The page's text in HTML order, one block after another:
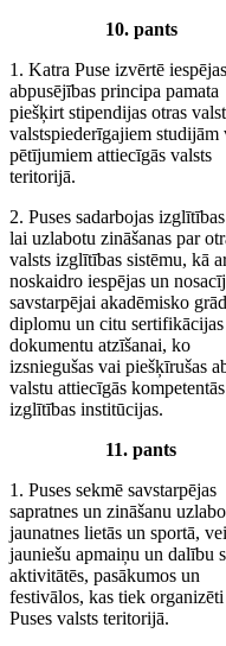
10. pants
1. Katra Puse izvērtē
abpusējības principa pamata
piešķirt stipendijas otras
valstspiederīgajiem studijām
pētījumiem attiecīgās valsts
teritorijā.
2. Puses sadarbojas
lai uzlabotu zināšanas par
valsts izglītības sistēmu, kā
noskaidro iespējas un
savstarpējai akadēmisko
diplomu un citu sertifikācijas
dokumentu atzīšanai, ko
izsniegušas vai piešķīrušas
valstu attiecīgās kompetentās
izglītības institūcijas.
11. pants
1. Puses sekmē savstarpējas
sapratnes un zināšanu
jaunatnes lietās un sportā,
jauniešu apmaiņu un dalību
aktivitātēs, pasākumos un
festivālos, kas tiek organizēti
Puses valsts teritorijā.